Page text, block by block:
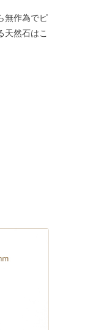
無作為でピ
天然石はこ